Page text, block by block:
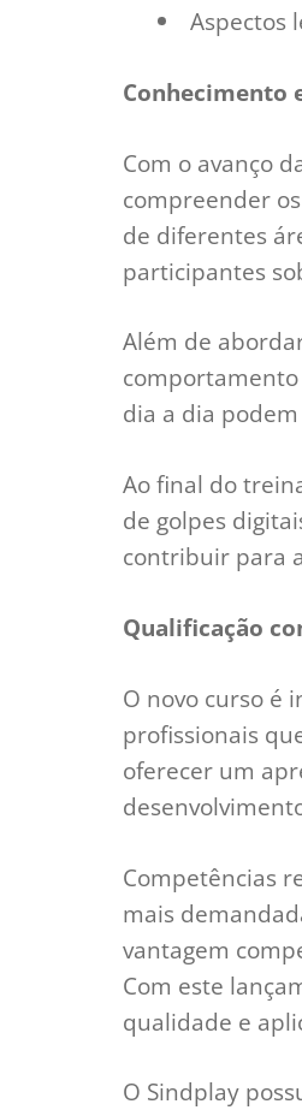
Aspectos
Conhecimento
Com o avanço
compreender
de diferentes
participantes
Além de
dia a dia
Ao final do
de golpes
contribuir para
Qualificação
O novo curso é
profissionais
oferecer um
Competências
mais
vantagem
Com este
qualidade e
O Sindplay